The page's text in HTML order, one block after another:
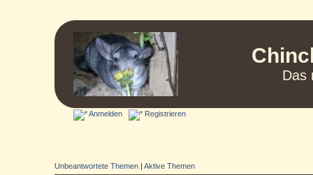
Das
Anmelden Registrieren
Unbeantwortete Themen |Aktive Themen